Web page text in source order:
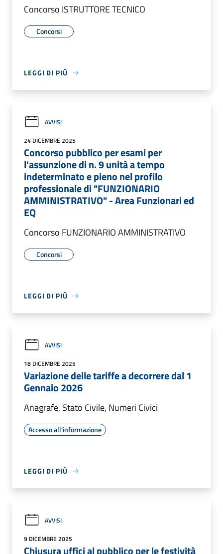
Concorso ISTRUTTORE TECNICO
Concorsi
LEGGI DI PIÙ
AVVISI
24 DICEMBRE 2025
Concorso pubblico per esami per
l'assunzione di n. 9 unità a tempo
indeterminato e pieno nel profilo
professionale di "FUNZIONARIO
AMMINISTRATIVO" - Area Funzionari ed
EQ
Concorso FUNZIONARIO AMMINISTRATIVO
Concorsi
LEGGI DI PIÙ
AVVISI
18 DICEMBRE 2025
Variazione delle tariffe a decorrere dal 1
Gennaio 2026
Anagrafe, Stato Civile, Numeri Civici
Accesso all'informazione
LEGGI DI PIÙ
AVVISI
9 DICEMBRE 2025
Chiusura uffici al pubblico per le festività